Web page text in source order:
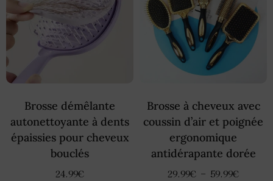
Brosse démêlante
autonettoyante à dents
épaissies pour cheveux
bouclés
24.99€
Brosse à cheveux avec
coussin d’air et poignée
ergonomique
antidérapante dorée
29.99€ – 59.99€